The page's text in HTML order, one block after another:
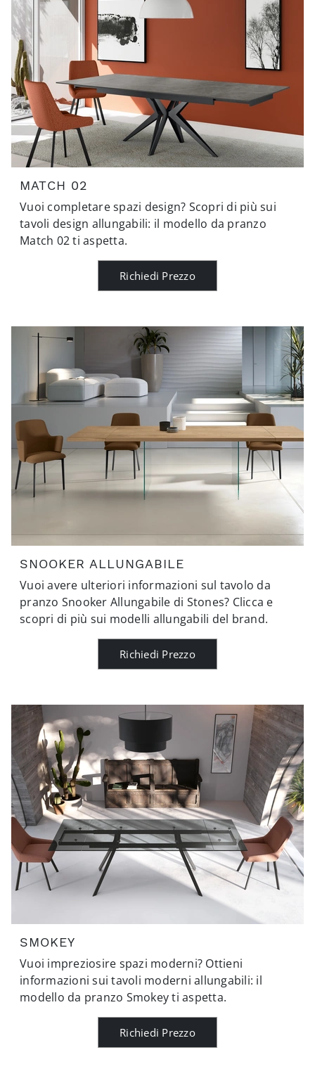
MATCH 02
Vuoi completare spazi design? Scopri di più sui
tavoli design allungabili: il modello da pranzo
Match 02 ti aspetta.
Richiedi Prezzo
SNOOKER ALLUNGABILE
Vuoi avere ulteriori informazioni sul tavolo da
pranzo Snooker Allungabile di Stones? Clicca e
scopri di più sui modelli allungabili del brand.
Richiedi Prezzo
SMOKEY
Vuoi impreziosire spazi moderni? Ottieni
informazioni sui tavoli moderni allungabili: il
modello da pranzo Smokey ti aspetta.
Richiedi Prezzo